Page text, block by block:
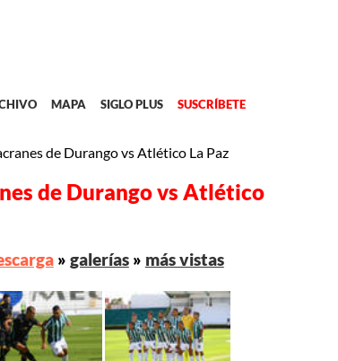
MAPA SIGLO PLUS SUSCRÍBETE
de Durango vs Atlético La Paz
de Durango vs Atlético
» galerías» más vistas